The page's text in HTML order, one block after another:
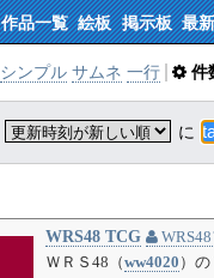
作品一覧 絵板 掲示板 最
シンプル サムネ 一行 件
に
WRS48 TCG
ＷＲＳ48（ww4020 ）